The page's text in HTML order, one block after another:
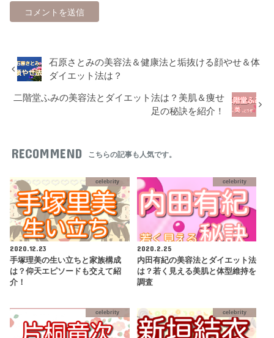
石原さとみの美容法＆健康法と垢抜ける顔やせ＆体
ダイエット法は？
二階堂ふみの美容法とダイエット法は？美肌＆痩せ
足の秘訣を紹介！
RECOMMEND こちらの記事も人気です。
celebrity
2020.12.23
手塚理美の生い立ちと家族構成
は？仰天エピソードも交えて紹
介！
celebrity
2020.2.25
内田有紀の美容法とダイエット法
は？若く見える美肌と体型維持を
調査
celebrity celebrity